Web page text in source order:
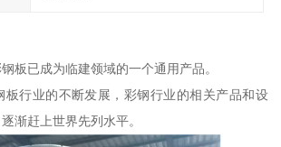
板已成为临建领域的一个通用产品。
板行业的不断发展，彩钢行业的相关产品和设
渐赶上世界先列水平。